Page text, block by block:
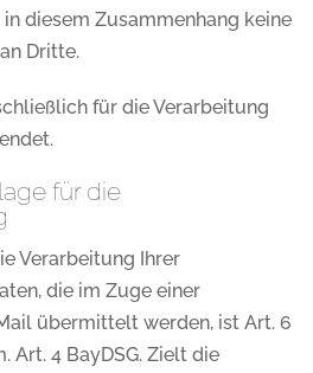
diesem Zusammenhang keine
Dritte.
für die Verarbeitung
für die
Verarbeitung Ihrer
die im Zuge einer
übermittelt werden, ist Art. 6
Art. 4 BayDSG. Zielt die